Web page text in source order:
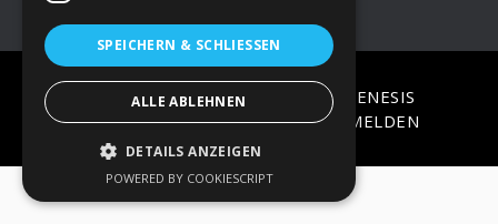
COPYRIGHT © 2026 · ON
GENESIS
FRAMEWORK·WORDPRESS·ANMELDEN
SPEICHERN & SCHLIESSEN
ALLE ABLEHNEN
DETAILS ANZEIGEN
POWERED BY COOKIESCRIPT